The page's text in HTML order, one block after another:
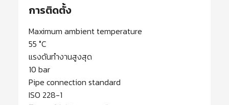
การติดตั้ง
Maximum ambient temperature
55 °C
แรงดันทำงานสูงสุด
10 bar
Pipe connection standard
ISO 228-1